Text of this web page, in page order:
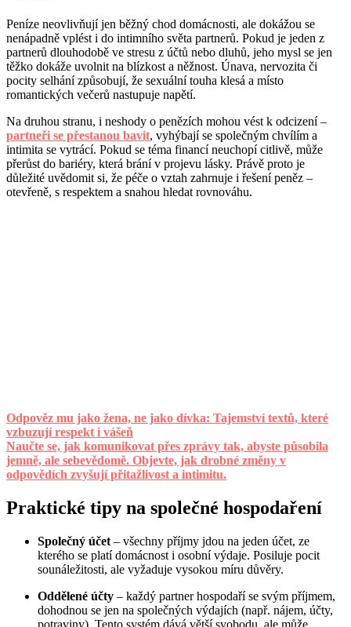
Peníze neovlivňují jen běžný chod domácnosti, ale dokážou se
nenápadně vplést i do intimního světa partnerů. Pokud je jeden z
partnerů dlouhodobě ve stresu z účtů nebo dluhů, jeho mysl se jen
těžko dokáže uvolnit na blízkost a něžnost. Únava, nervozita či
pocity selhání způsobují, že sexuální touha klesá a místo
romantických večerů nastupuje napětí.
Na druhou stranu, i neshody o penězích mohou vést k odcizení –
partneři se přestanou bavit, vyhýbají se společným chvílím a
intimita se vytrácí. Pokud se téma financí neuchopí citlivě, může
přerůst do bariéry, která brání v projevu lásky. Právě proto je
důležité uvědomit si, že péče o vztah zahrnuje i řešení peněz –
otevřeně, s respektem a snahou hledat rovnováhu.
Odpověz mu jako žena, ne jako dívka: Tajemství textů, které
vzbuzují respekt i vášeň
Naučte se, jak komunikovat přes zprávy tak, abyste působila
jemně, ale sebevědomě. Objevte, jak drobné změny v
odpovědích zvyšují přitažlivost a intimitu.
Praktické tipy na společné hospodaření
Společný účet – všechny příjmy jdou na jeden účet, ze
kterého se platí domácnost i osobní výdaje. Posiluje pocit
sounáležitosti, ale vyžaduje vysokou míru důvěry.
Oddělené účty – každý partner hospodaří se svým příjmem,
dohodnou se jen na společných výdajích (např. nájem, účty,
potraviny). Tento systém dává větší svobodu, ale může